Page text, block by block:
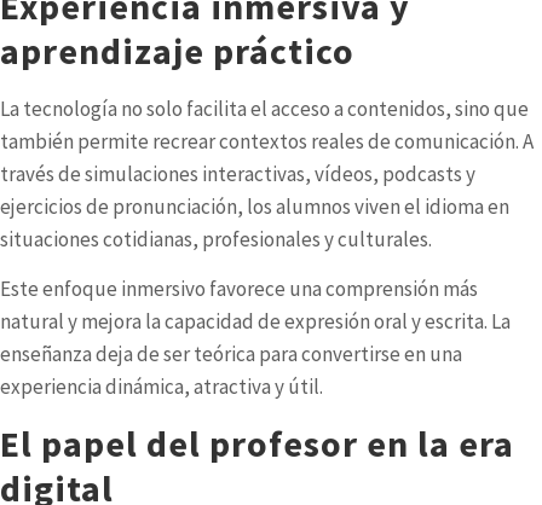
aprendizaje práctico
La tecnología no solo facilita el acceso a contenidos, sino que
también permite recrear contextos reales de comunicación. A
través de simulaciones interactivas, vídeos, podcasts y
ejercicios de pronunciación, los alumnos viven el idioma en
situaciones cotidianas, profesionales y culturales.
Este enfoque inmersivo favorece una comprensión más
natural y mejora la capacidad de expresión oral y escrita. La
enseñanza deja de ser teórica para convertirse en una
experiencia dinámica, atractiva y útil.
El papel del profesor en la era
digital